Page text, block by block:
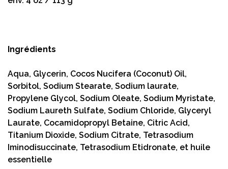
Ingrédients
Aqua, Glycerin, Cocos Nucifera (Coconut) Oil,
Sorbitol, Sodium Stearate, Sodium laurate,
Propylene Glycol, Sodium Oleate, Sodium Myristate,
Sodium Laureth Sulfate, Sodium Chloride, Glyceryl
Laurate, Cocamidopropyl Betaine, Citric Acid,
Titanium Dioxide, Sodium Citrate, Tetrasodium
Iminodisuccinate, Tetrasodium Etidronate, et huile
essentielle